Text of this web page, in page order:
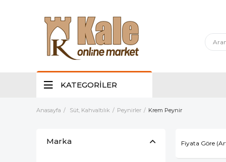
KATEGORİLER
Anasayfa Süt, Kahvaltılık Peynirler Krem Peynir
Marka Fiyata Göre